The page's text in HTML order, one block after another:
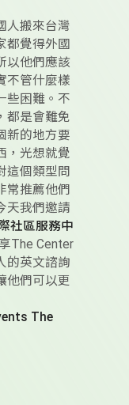
人搬來台灣
都覺得外國
以他們應該
不管什麼樣
些困難。不
都是會難免
新的地方要
，光想就覺
這個類型問
常推薦他們
天我們邀請
社區服務中
The Center
的英文諮詢
他們可以更
The